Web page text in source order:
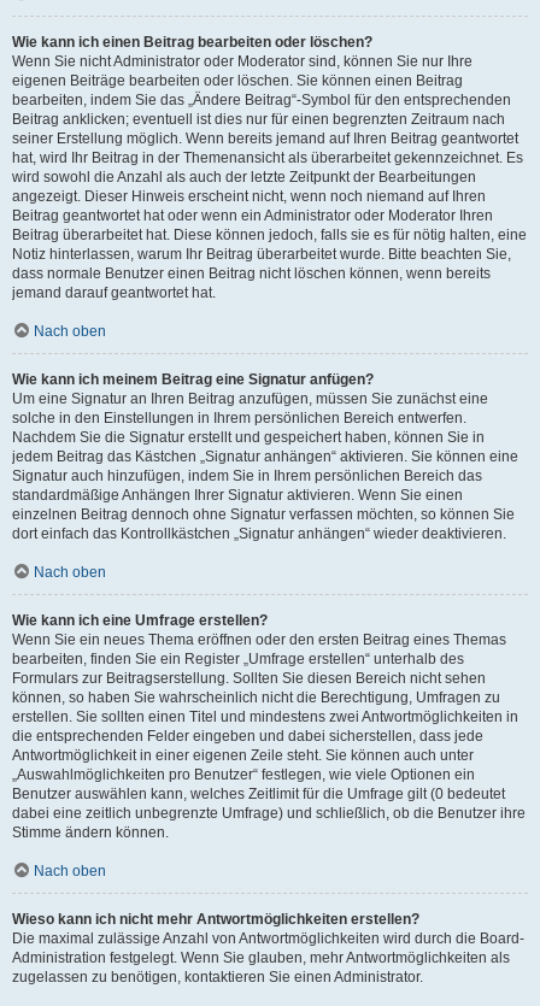
Wie kann ich einen Beitrag bearbeiten oder löschen?
Wenn Sie nicht Administrator oder Moderator sind, können Sie nur Ihre
eigenen Beiträge bearbeiten oder löschen. Sie können einen Beitrag
bearbeiten, indem Sie das „Ändere Beitrag“-Symbol für den entsprechenden
Beitrag anklicken; eventuell ist dies nur für einen begrenzten Zeitraum nach
seiner Erstellung möglich. Wenn bereits jemand auf Ihren Beitrag geantwortet
hat, wird Ihr Beitrag in der Themenansicht als überarbeitet gekennzeichnet. Es
wird sowohl die Anzahl als auch der letzte Zeitpunkt der Bearbeitungen
angezeigt. Dieser Hinweis erscheint nicht, wenn noch niemand auf Ihren
Beitrag geantwortet hat oder wenn ein Administrator oder Moderator Ihren
Beitrag überarbeitet hat. Diese können jedoch, falls sie es für nötig halten, eine
Notiz hinterlassen, warum Ihr Beitrag überarbeitet wurde. Bitte beachten Sie,
dass normale Benutzer einen Beitrag nicht löschen können, wenn bereits
jemand darauf geantwortet hat.
Nach oben
Wie kann ich meinem Beitrag eine Signatur anfügen?
Um eine Signatur an Ihren Beitrag anzufügen, müssen Sie zunächst eine
solche in den Einstellungen in Ihrem persönlichen Bereich entwerfen.
Nachdem Sie die Signatur erstellt und gespeichert haben, können Sie in
jedem Beitrag das Kästchen „Signatur anhängen“ aktivieren. Sie können eine
Signatur auch hinzufügen, indem Sie in Ihrem persönlichen Bereich das
standardmäßige Anhängen Ihrer Signatur aktivieren. Wenn Sie einen
einzelnen Beitrag dennoch ohne Signatur verfassen möchten, so können Sie
dort einfach das Kontrollkästchen „Signatur anhängen“ wieder deaktivieren.
Nach oben
Wie kann ich eine Umfrage erstellen?
Wenn Sie ein neues Thema eröffnen oder den ersten Beitrag eines Themas
bearbeiten, finden Sie ein Register „Umfrage erstellen“ unterhalb des
Formulars zur Beitragserstellung. Sollten Sie diesen Bereich nicht sehen
können, so haben Sie wahrscheinlich nicht die Berechtigung, Umfragen zu
erstellen. Sie sollten einen Titel und mindestens zwei Antwortmöglichkeiten in
die entsprechenden Felder eingeben und dabei sicherstellen, dass jede
Antwortmöglichkeit in einer eigenen Zeile steht. Sie können auch unter
„Auswahlmöglichkeiten pro Benutzer“ festlegen, wie viele Optionen ein
Benutzer auswählen kann, welches Zeitlimit für die Umfrage gilt (0 bedeutet
dabei eine zeitlich unbegrenzte Umfrage) und schließlich, ob die Benutzer ihre
Stimme ändern können.
Nach oben
Wieso kann ich nicht mehr Antwortmöglichkeiten erstellen?
Die maximal zulässige Anzahl von Antwortmöglichkeiten wird durch die Board-
Administration festgelegt. Wenn Sie glauben, mehr Antwortmöglichkeiten als
zugelassen zu benötigen, kontaktieren Sie einen Administrator.